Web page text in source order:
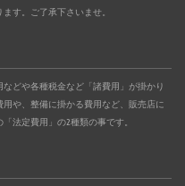
す。ご了承下さいませ。
どや各種税金など「諸費用」が掛かり
や、整備に掛かる費用など、販売店に
法定費用」の2種類の事です。